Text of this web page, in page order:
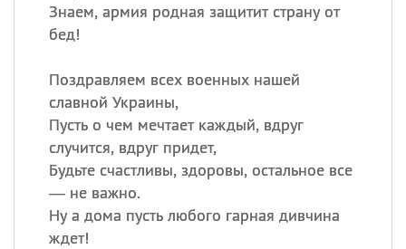
Знаем, армия родная защитит страну от
бед!
Поздравляем всех военных нашей
славной Украины,
Пусть о чем мечтает каждый, вдруг
случится, вдруг придет,
Будьте счастливы, здоровы, остальное все
— не важно.
Ну а дома пусть любого гарная дивчина
ждет!